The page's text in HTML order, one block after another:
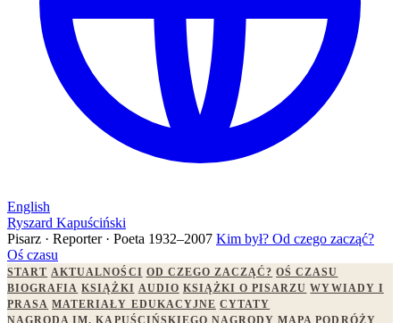
English
Ryszard Kapuściński
Pisarz · Reporter · Poeta 1932–2007 Kim był? Od czego zacząć?
Oś czasu
START AKTUALNOŚCI OD CZEGO ZACZĄĆ? OŚ CZASU
BIOGRAFIA KSIĄŻKI AUDIO KSIĄŻKI O PISARZU WYWIADY I
PRASA MATERIAŁY EDUKACYJNE CYTATY
NAGRODA IM. KAPUŚCIŃSKIEGO NAGRODY MAPA PODRÓŻY